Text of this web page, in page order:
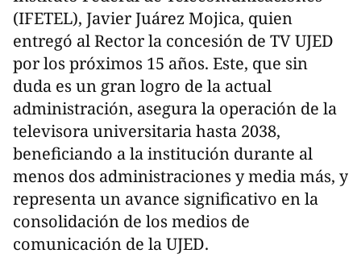
(IFETEL), Javier Juárez Mojica, quien
entregó al Rector la concesión de TV UJED
por los próximos 15 años. Este, que sin
duda es un gran logro de la actual
administración, asegura la operación de la
televisora universitaria hasta 2038,
beneficiando a la institución durante al
menos dos administraciones y media más, y
representa un avance significativo en la
consolidación de los medios de
comunicación de la UJED.